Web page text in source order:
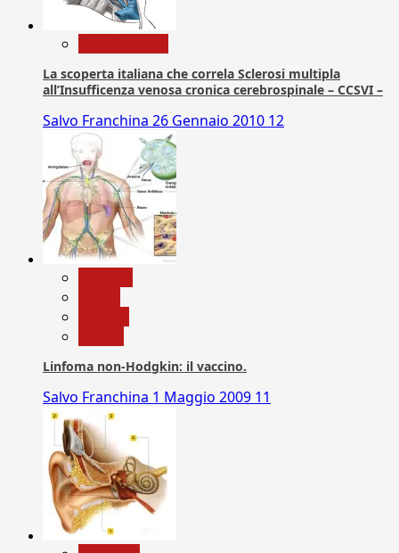
La scoperta italiana che correla Sclerosi multipla
all’Insufficenza venosa cronica cerebrospinale – CCSVI –
Salvo Franchina 26 Gennaio 2010 12
Linfoma non-Hodgkin: il vaccino.
Salvo Franchina 1 Maggio 2009 11